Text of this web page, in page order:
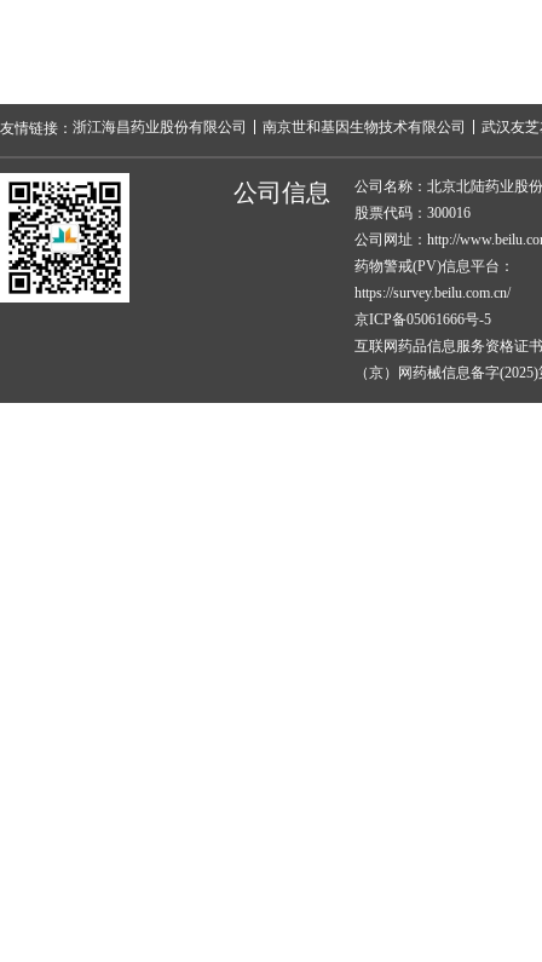
友情链接： 浙江海昌药业股份有限公司 南京世和基因生物技术有限公司 武汉友
公司信息
公司名称：北京北陆药业股
股票代码：300016
公司网址：http://
药物警戒(PV)信息平台：
https://survey.beilu.com.cn/
京ICP备05061666号-5
互联网药品信息服务资格证
（京）网药械信息备字